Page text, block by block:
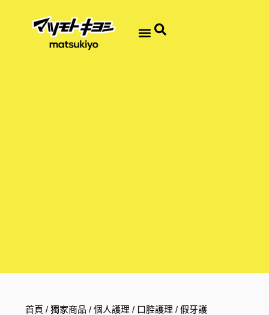
首頁 /獨家商品 /個人護理 / 口腔護理 /假牙護